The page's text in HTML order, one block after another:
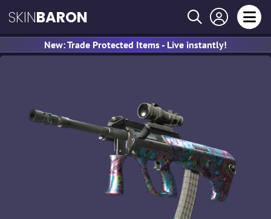
SKINBARON
New: Trade Protected Items - Live instantly!